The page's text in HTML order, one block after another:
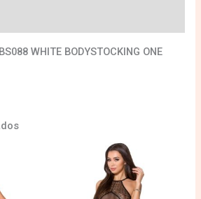
WHITE BODYSTOCKING ONE